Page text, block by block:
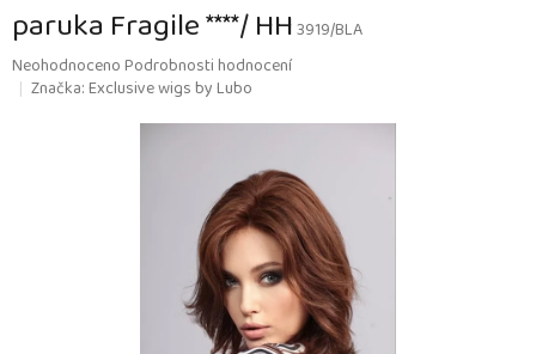
paruka Fragile ****/ HH3919/BLA
Průměrné
hodnocení
NeohodnocenoPodrobnosti hodnocení
Značka:Exclusive wigs by Lubo